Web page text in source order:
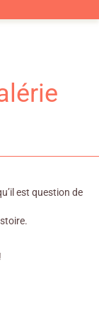
est question de